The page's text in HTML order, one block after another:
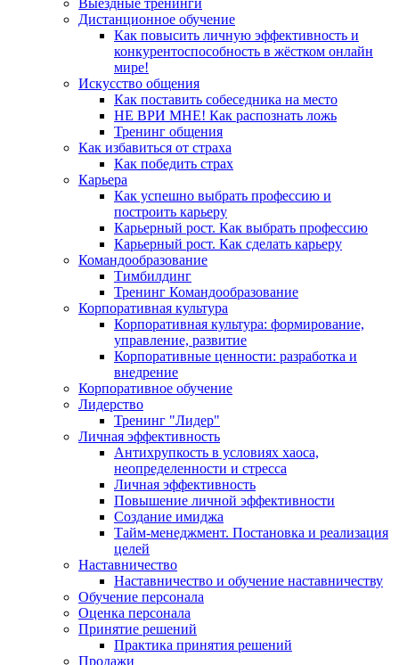
Выездные тренинги
Дистанционное обучение
Как повысить личную эффективность и
конкурентоспособность в жёстком онлайн
мире!
Искусство общения
Как поставить собеседника на место
НЕ ВРИ МНЕ! Как распознать ложь
Тренинг общения
Как избавиться от страха
Как победить страх
Карьера
Как успешно выбрать профессию и
построить карьеру
Карьерный рост. Как выбрать профессию
Карьерный рост. Как сделать карьеру
Командообразование
Тимбилдинг
Тренинг Командообразование
Корпоративная культура
Корпоративная культура: формирование,
управление, развитие
Корпоративные ценности: разработка и
внедрение
Корпоративное обучение
Лидерство
Тренинг "Лидер"
Личная эффективность
Антихрупкость в условиях хаоса,
неопределенности и стресса
Личная эффективность
Повышение личной эффективности
Создание имиджа
Тайм-менеджмент. Постановка и реализация
целей
Наставничество
Наставничество и обучение наставничеству
Обучение персонала
Оценка персонала
Принятие решений
Практика принятия решений
Продажи